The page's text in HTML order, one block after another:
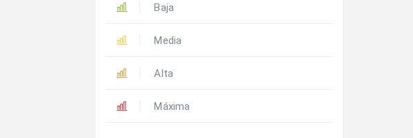
Baja
Media
Alta
Máxima